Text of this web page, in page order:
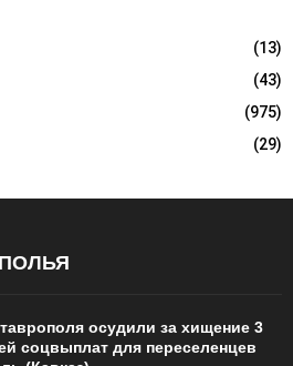
(13)
(43)
(975)
(29)
осудили за хищение 3
соцвыплат для переселенцев